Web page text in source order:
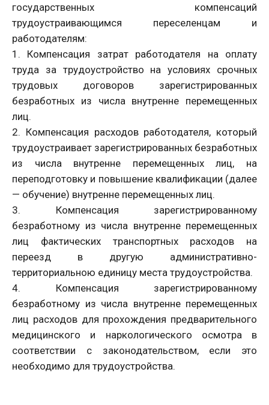
государственных компенсаций
трудоустраивающимся переселенцам и
работодателям:
1. Компенсация затрат работодателя на оплату
труда за трудоустройство на условиях срочных
трудовых договоров зарегистрированных
безработных из числа внутренне перемещенных
лиц.
2. Компенсация расходов работодателя, который
трудоустраивает зарегистрированных безработных
из числа внутренне перемещенных лиц, на
переподготовку и повышение квалификации (далее
— обучение) внутренне перемещенных лиц.
3. Компенсация зарегистрированному
безработному из числа внутренне перемещенных
лиц фактических транспортных расходов на
переезд в другую административно-
территориальною единицу места трудоустройства.
4. Компенсация зарегистрированному
безработному из числа внутренне перемещенных
лиц расходов для прохождения предварительного
медицинского и наркологического осмотра в
соответствии с законодательством, если это
необходимо для трудоустройства.